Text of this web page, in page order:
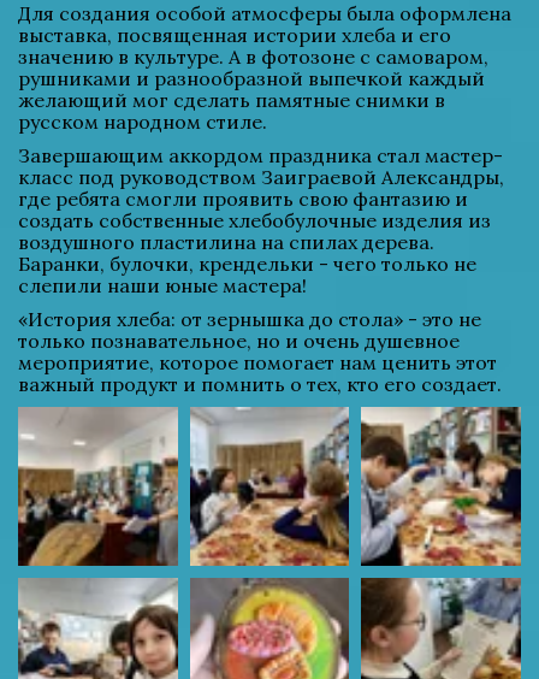
Для создания особой атмосферы была оформлена
выставка, посвященная истории хлеба и его
значению в культуре. А в фотозоне с самоваром,
рушниками и разнообразной выпечкой каждый
желающий мог сделать памятные снимки в
русском народном стиле.
Завершающим аккордом праздника стал мастер-
класс под руководством Заиграевой Александры,
где ребята смогли проявить свою фантазию и
создать собственные хлебобулочные изделия из
воздушного пластилина на спилах дерева.
Баранки, булочки, крендельки - чего только не
слепили наши юные мастера!
«История хлеба: от зернышка до стола» - это не
только познавательное, но и очень душевное
мероприятие, которое помогает нам ценить этот
важный продукт и помнить о тех, кто его создает.